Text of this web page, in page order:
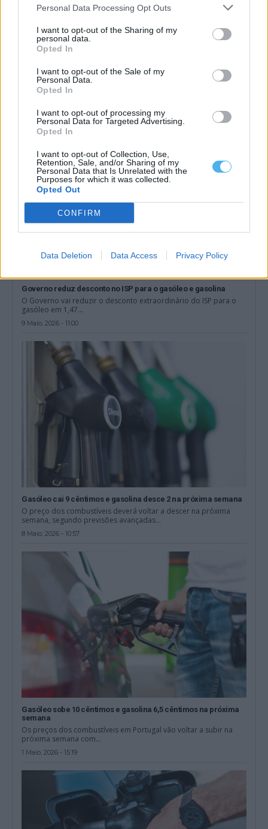
Personal Data Processing Opt Outs
I want to opt-out of the Sharing of my
personal data.
Opted In
I want to opt-out of the Sale of my
Personal Data.
Opted In
I want to opt-out of processing my
Personal Data for Targeted Advertising.
Opted In
I want to opt-out of Collection, Use,
Retention, Sale, and/or Sharing of my
Personal Data that Is Unrelated with the
Purposes for which it was collected.
Opted Out
CONFIRM
Data Deletion Data Access Privacy Policy
Gasolina prepara nova subida e gasóleo alivia nos postos de
abastecimento
Os preços dos combustíveis deverão voltar a sofrer alterações a
15 Maio, 2026 - 17:30
Governo reduz desconto no ISP para o gasóleo e gasolina
O Governo vai reduzir o desconto extraordinário do ISP para o
gasóleo em 1,47...
9 Maio, 2026 - 11:00
Gasóleo cai 9 cêntimos e gasolina desce 2 na próxima semana
O preço dos combustíveis deverá voltar a descer na próxima
semana, segundo previsões avançadas...
8 Maio, 2026 - 10:57
Gasóleo sobe 10 cêntimos e gasolina 6,5 cêntimos na próxima
semana
Os preços dos combustíveis em Portugal vão voltar a subir na
próxima semana com...
1 Maio, 2026 - 15:19